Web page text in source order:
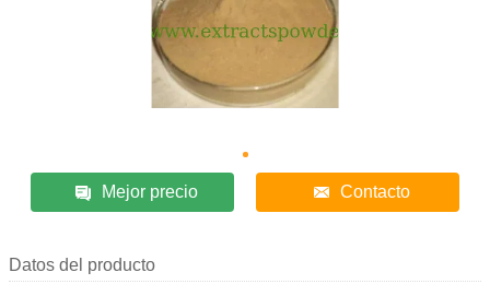
Mejor precio Contacto
Datos del producto